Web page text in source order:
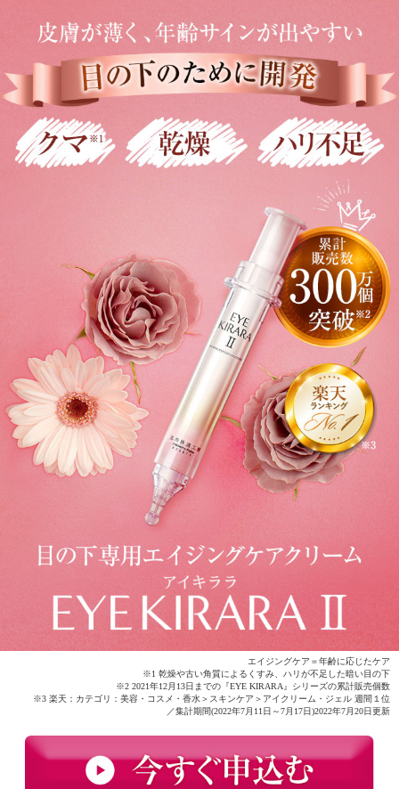
エイジングケア＝年齢に応じたケア
※1 乾燥や古い角質によるくすみ、ハリが不足した暗い目の下
※2 2021年12月13日までの『EYE KIRARA』シリーズの累計販売個数
※3 楽天：カテゴリ：美容・コスメ・香水＞スキンケア＞アイクリーム・ジェル 週間１位
／集計期間(2022年7月11日～7月17日)2022年7月20日更新